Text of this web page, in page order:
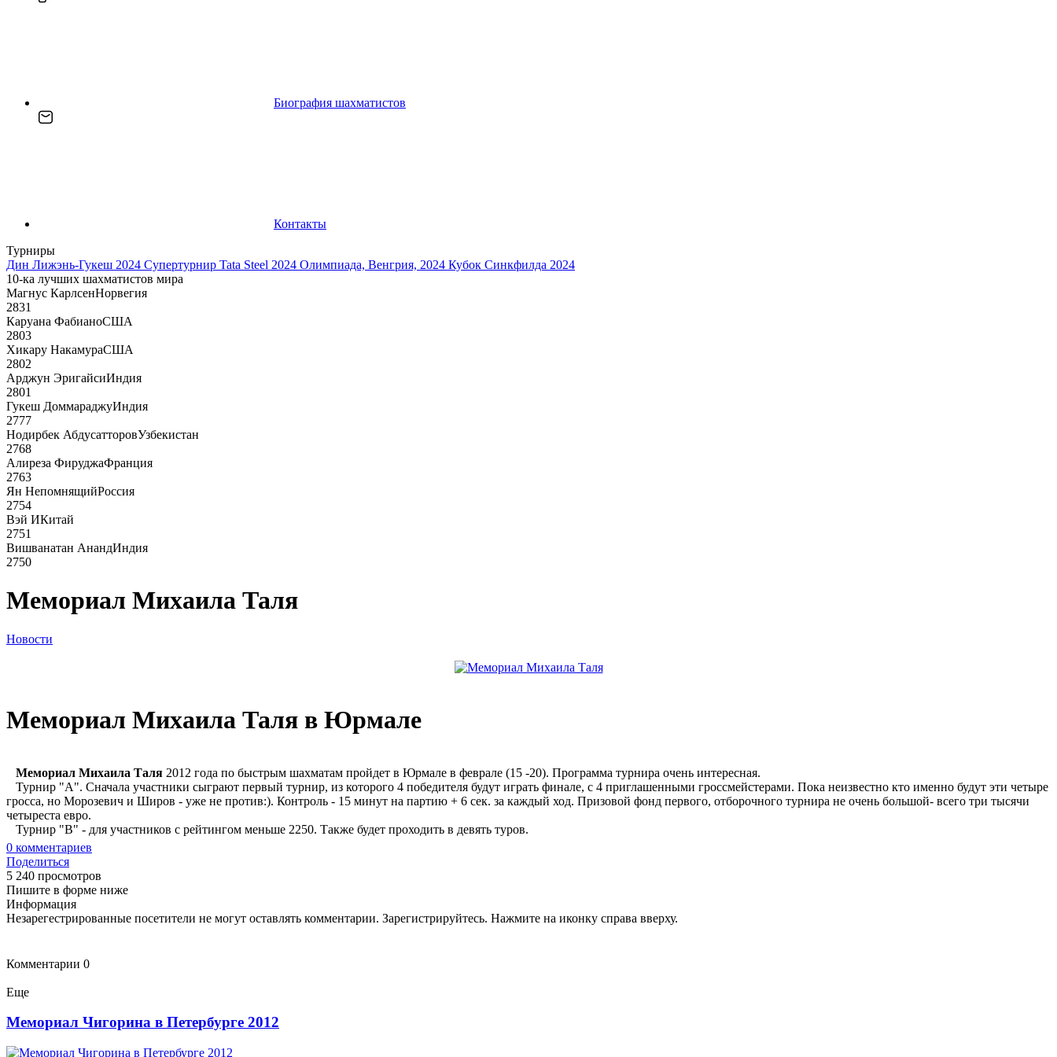
Биография шахматистов
Контакты
Турниры
Дин Лижэнь-Гукеш 2024 Супертурнир Tata Steel 2024 Олимпиада, Венгрия, 2024 Кубок Синкфилда 2024
10-ка лучших шахматистов мира
Магнус КарлсенНорвегия
2831
Каруана ФабианоСША
2803
Хикару НакамураСША
2802
Арджун ЭригайсиИндия
2801
Гукеш ДоммараджуИндия
2777
Нодирбек АбдусатторовУзбекистан
2768
Алиреза ФируджаФранция
2763
Ян НепомнящийРоссия
2754
Вэй ИКитай
2751
Вишванатан АнандИндия
2750
Мемориал Михаила Таля
Новости
Мемориал Михаила Таля в Юрмале
Мемориал Михаила Таля 2012 года по быстрым шахматам пройдет в Юрмале в феврале (15 -20). Программа турнира очень интересная.
Турнир "А". Сначала участники сыграют первый турнир, из которого 4 победителя будут играть финале, с 4 приглашенными гроссмейстерами. Пока неизвестно кто именно будут эти четыре
гросса, но Морозевич и Широв - уже не против:). Контроль - 15 минут на партию + 6 сек. за каждый ход. Призовой фонд первого, отборочного турнира не очень большой- всего три тысячи
четыреста евро.
Турнир "В" - для участников с рейтингом меньше 2250. Также будет проходить в девять туров.
0 комментариев
Поделиться
5 240 просмотров
Пишите в форме ниже
Информация
Незарегестрированные посетители не могут оставлять комментарии. Зарегистрируйтесь. Нажмите на иконку справа вверху.
Комментарии 0
Еще
Мемориал Чигорина в Петербурге 2012